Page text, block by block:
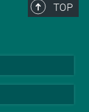
TOP